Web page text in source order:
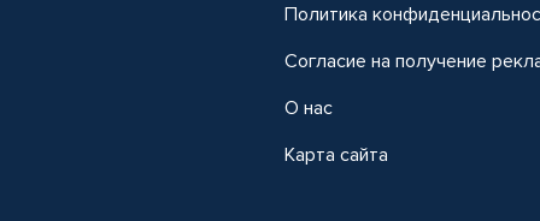
Политика
Согласие на получение
О нас
Карта сайта